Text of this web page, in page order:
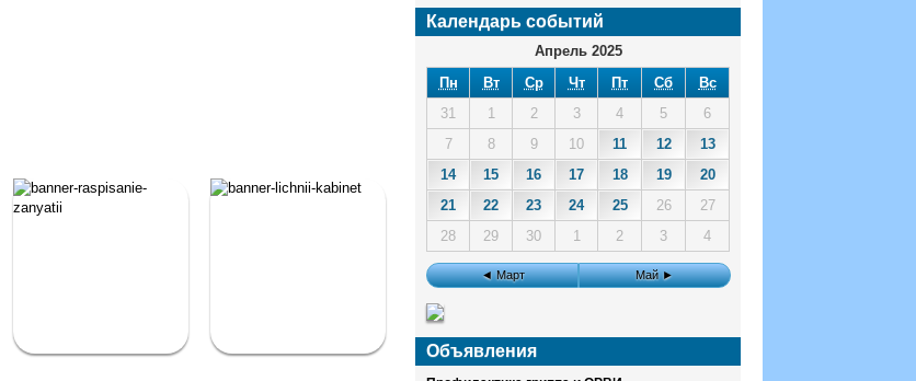
Календарь событий
Апрель 2025
Пн
Вт Ср Чт Пт Сб
Вс
31
1 2 3 4 5
6
7
8 9 10 11 12
13
14
15 16 17 18 19
20
21
22 23 24 25 26
27
28
29 30 1 2 3 4
◄ Март Май ►
Объявления